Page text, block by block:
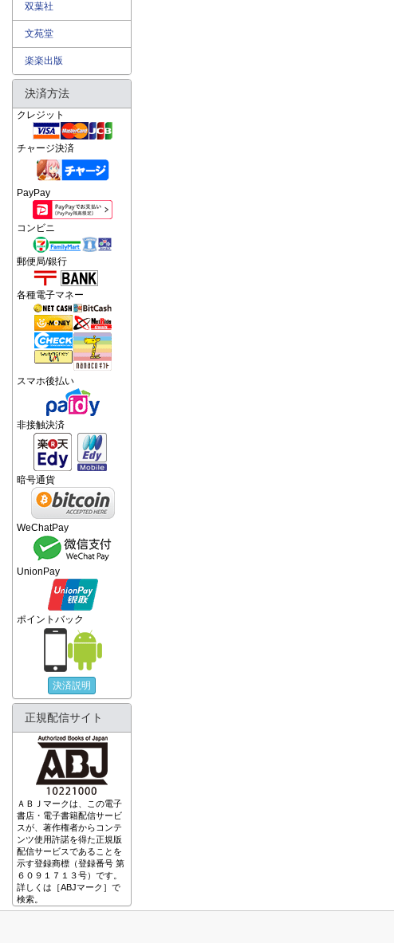
双葉社
文苑堂
楽楽出版
決済方法
クレジット
チャージ決済
PayPay
コンビニ
郵便局/銀行
各種電子マネー
スマホ後払い
非接触決済
暗号通貨
WeChatPay
UnionPay
ポイントバック
決済説明
正規配信サイト
ＡＢＪマークは、この電子
書店・電子書籍配信サービ
スが、著作権者からコンテ
ンツ使用許諾を得た正規版
配信サービスであることを
示す登録商標（登録番号 第
６０９１７１３号）です。
詳しくは［ABJマーク］で
検索。